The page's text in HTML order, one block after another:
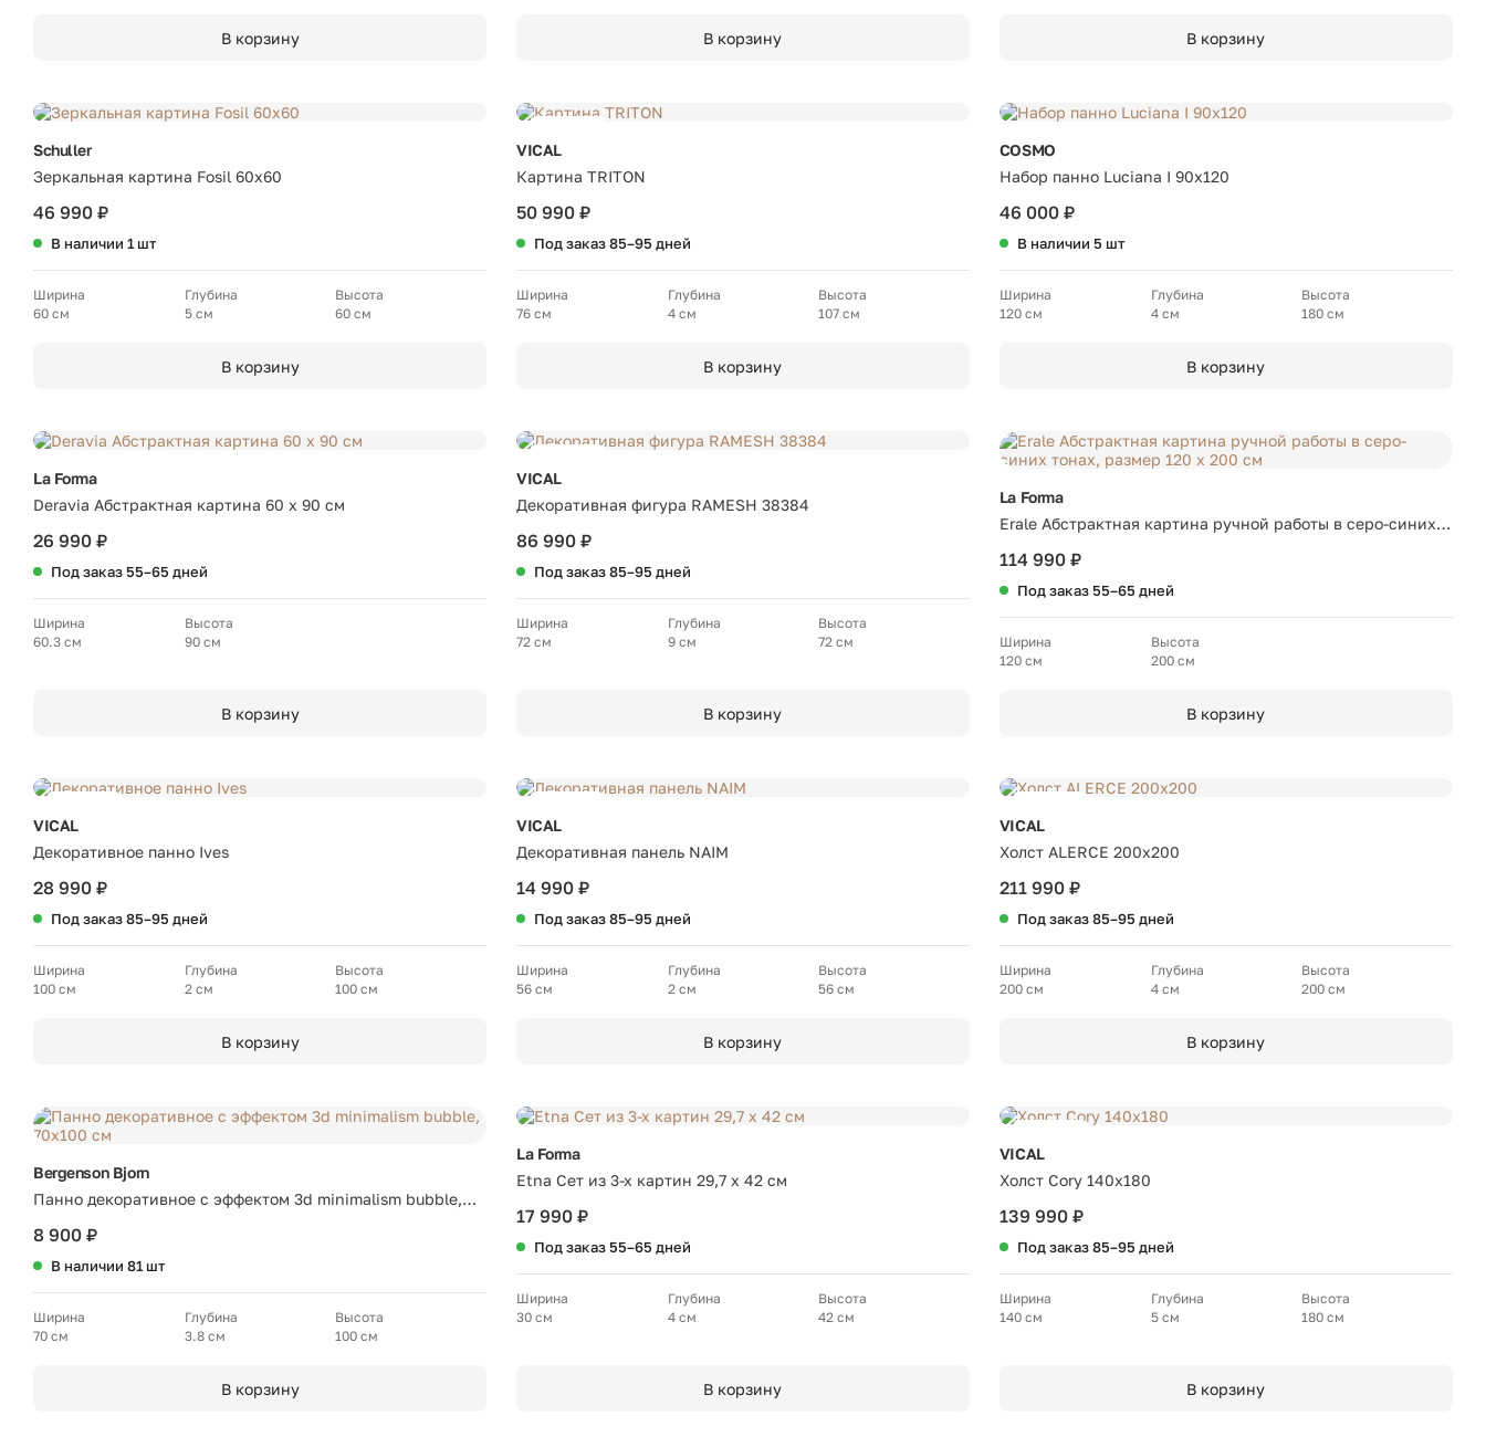
В корзину В корзину В корзину
Schuller
Зеркальная картина Fosil 60x60
46 990 ₽
В наличии 1 шт
Ширина
60 см
Глубина
5 см
Высота
60 см
В корзину
VICAL
Картина TRITON
50 990 ₽
Под заказ 85–95 дней
Ширина
76 см
Глубина
4 см
Высота
107 см
В корзину
COSMO
Набор панно Luciana I 90х120
46 000 ₽
В наличии 5 шт
Ширина
120 см
Глубина
4 см
Высота
180 см
В корзину
La Forma
Deravia Абстрактная картина 60 x 90 см
26 990 ₽
Под заказ 55–65 дней
Ширина
60.3 см
Высота
90 см
В корзину
VICAL
Декоративная фигура RAMESH 38384
86 990 ₽
Под заказ 85–95 дней
Ширина
72 см
Глубина
9 см
Высота
72 см
В корзину
La Forma
Erale Абстрактная картина ручной работы в серо-синих
тонах, размер 120 x 200 см
114 990 ₽
Под заказ 55–65 дней
Ширина
120 см
Высота
200 см
В корзину
VICAL
Декоративное панно Ives
28 990 ₽
Под заказ 85–95 дней
Ширина
100 см
Глубина
2 см
Высота
100 см
В корзину
VICAL
Декоративная панель NAIM
14 990 ₽
Под заказ 85–95 дней
Ширина
56 см
Глубина
2 см
Высота
56 см
В корзину
VICAL
Холст ALERCE 200x200
211 990 ₽
Под заказ 85–95 дней
Ширина
200 см
Глубина
4 см
Высота
200 см
В корзину
Bergenson Bjorn
Панно декоративное с эффектом 3d minimalism bubble,
70х100 см
8 900 ₽
В наличии 81 шт
Ширина
70 см
Глубина
3.8 см
Высота
100 см
В корзину
La Forma
Etna Сет из 3-х картин 29,7 x 42 см
17 990 ₽
Под заказ 55–65 дней
Ширина
30 см
Глубина
4 см
Высота
42 см
В корзину
VICAL
Холст Cory 140x180
139 990 ₽
Под заказ 85–95 дней
Ширина
140 см
Глубина
5 см
Высота
180 см
В корзину